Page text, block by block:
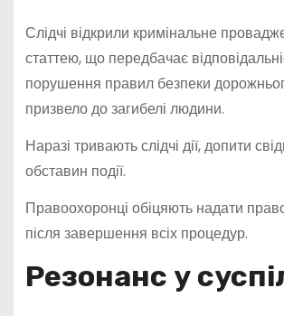
Слідчі відкрили кримінальне
статтею, що передбачає
порушення правил безпеки
призвело до загибелі людини.
Наразі тривають слідчі дії, допити
обставин події.
Правоохоронці обіцяють надати
після завершення всіх процедур.
Резонанс у